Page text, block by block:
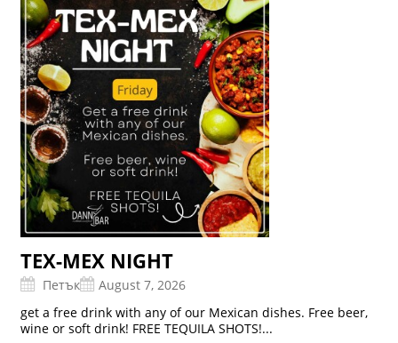
TEX-MEX NIGHT
Петък
August 7, 2026
get a free drink with any of our Mexican dishes. Free beer,
wine or soft drink! FREE TEQUILA SHOTS!...